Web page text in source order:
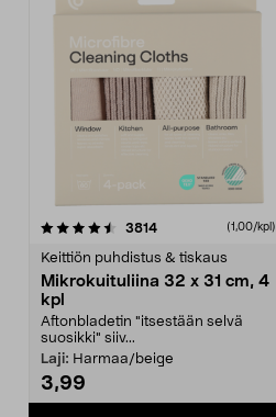
3814arvostelut (1,00/kpl)
Keittiön puhdistus & tiskaus
Mikrokuituliina 32 x 31 cm, 4
kpl
Aftonbladetin "itsestään selvä
suosikki" siiv...
Laji: Harmaa/beige
3,99
4.5viidestä